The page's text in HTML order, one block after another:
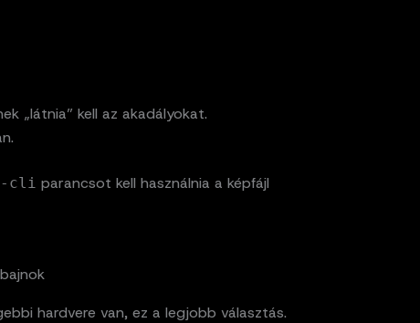
„látnia” kell az akadályokat.
cli parancsot kell használnia a képfájl
hardvere van, ez a legjobb választás.